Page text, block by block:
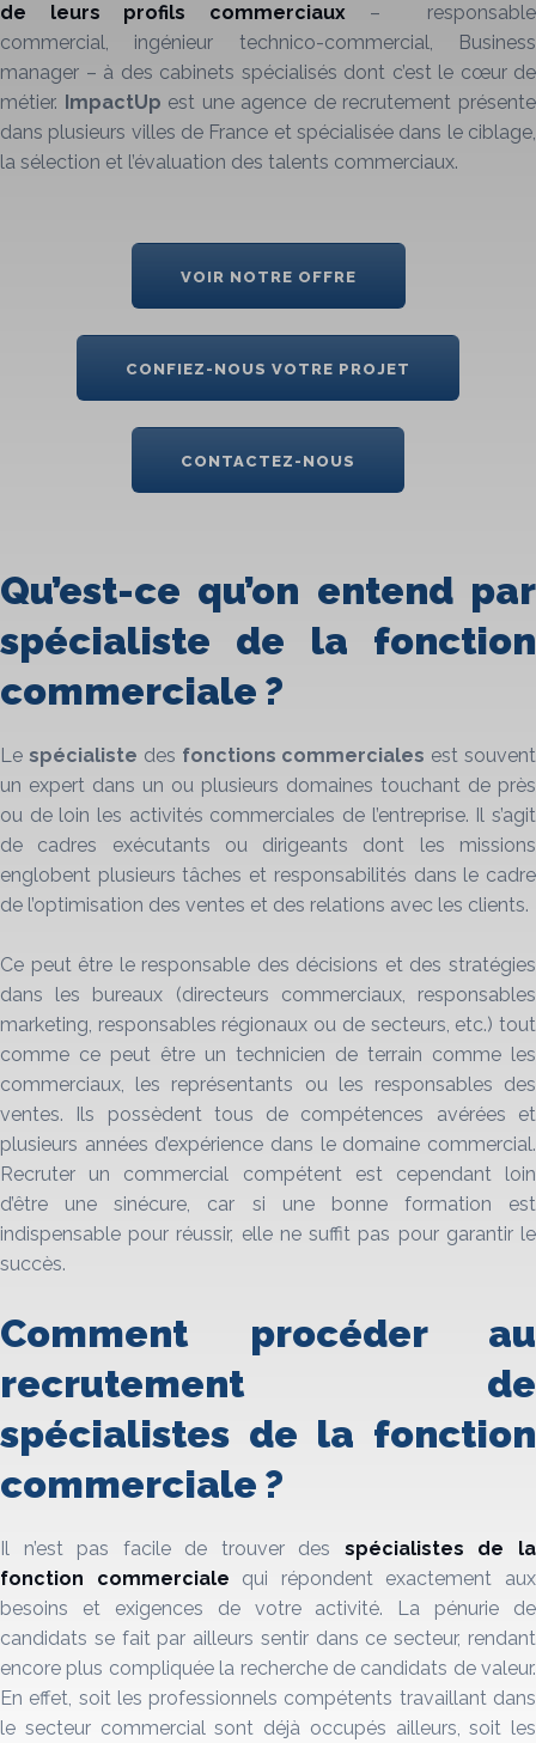
de leurs profils commerciaux – responsable
commercial, ingénieur technico-commercial, Business
manager – à des cabinets spécialisés dont c’est le cœur de
métier.
ImpactUp est une agence de recrutement présente
dans plusieurs villes de France et spécialisée dans le ciblage,
la sélection et l’évaluation des talents commerciaux.
VOIR NOTRE OFFRE
CONFIEZ-NOUS VOTRE PROJET
CONTACTEZ-NOUS
Qu’est-ce qu’on entend par
spécialiste de la fonction
commerciale ?
Le spécialiste des fonctions commerciales est souvent
un expert dans un ou plusieurs domaines touchant de près
ou de loin les activités commerciales de l’entreprise. Il s’agit
de cadres exécutants ou dirigeants dont les missions
englobent plusieurs tâches et responsabilités dans le cadre
de l’optimisation des ventes et des relations avec les clients.
Ce peut être le responsable des décisions et des stratégies
dans les bureaux (directeurs commerciaux, responsables
marketing, responsables régionaux ou de secteurs, etc.) tout
comme ce peut être un technicien de terrain comme les
commerciaux, les représentants ou les responsables des
ventes. Ils possèdent tous de compétences avérées et
plusieurs années d’expérience dans le domaine commercial.
Recruter un commercial compétent est cependant loin
d’être une sinécure, car si une bonne formation est
indispensable pour réussir, elle ne suffit pas pour garantir le
succès.
Comment procéder au
recrutement de
spécialistes de la fonction
commerciale ?
Il n’est pas facile de trouver des spécialistes de la
fonction commerciale qui répondent exactement aux
besoins et exigences de votre activité. La pénurie de
candidats se fait par ailleurs sentir dans ce secteur, rendant
encore plus compliquée la recherche de candidats de valeur.
En effet, soit les professionnels compétents travaillant dans
le secteur commercial sont déjà occupés ailleurs, soit les